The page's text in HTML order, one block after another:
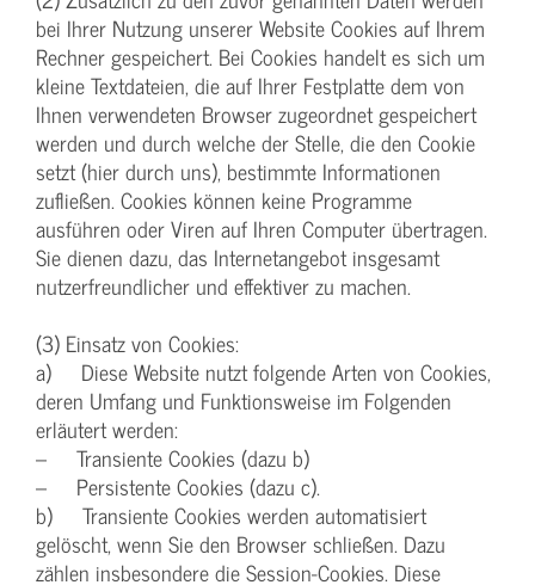
bei Ihrer Nutzung unserer Website Cookies auf Ihrem
Rechner gespeichert. Bei Cookies handelt es sich um
kleine Textdateien, die auf Ihrer Festplatte dem von
Ihnen verwendeten Browser zugeordnet gespeichert
werden und durch welche der Stelle, die den Cookie
setzt (hier durch uns), bestimmte Informationen
zufließen. Cookies können keine Programme
ausführen oder Viren auf Ihren Computer übertragen.
Sie dienen dazu, das Internetangebot insgesamt
nutzerfreundlicher und effektiver zu machen.
(3) Einsatz von Cookies:
a) Diese Website nutzt folgende Arten von Cookies,
deren Umfang und Funktionsweise im Folgenden
erläutert werden:
– Transiente Cookies (dazu b)
– Persistente Cookies (dazu c).
b) Transiente Cookies werden automatisiert
gelöscht, wenn Sie den Browser schließen. Dazu
zählen insbesondere die Session-Cookies. Diese